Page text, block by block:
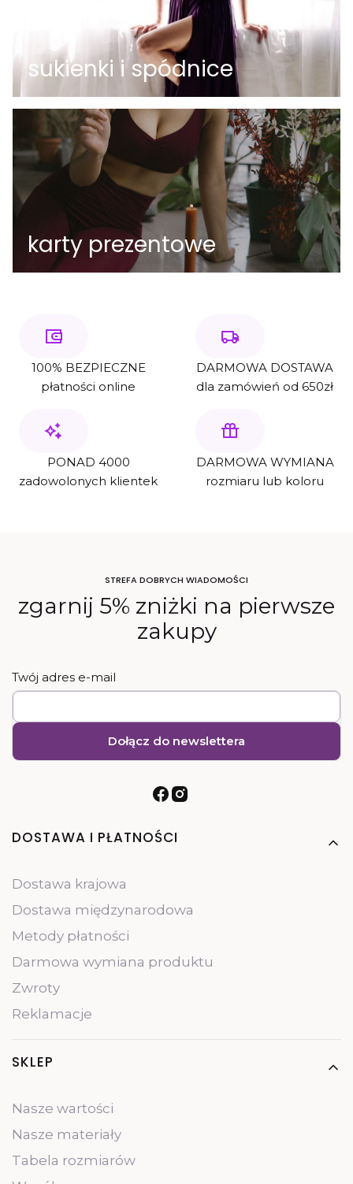
sukienki i spódnice
karty prezentowe
100% BEZPIECZNE
płatności online
DARMOWA DOSTAWA
dla zamówień od 650zł
PONAD 4000
zadowolonych klientek
DARMOWA WYMIANA
rozmiaru lub koloru
STREFA DOBRYCH WIADOMOŚCI
zgarnij 5% zniżki na pierwsze
zakupy
Twój adres e-mail
Dołącz do newslettera
Linki w stopce
DOSTAWA I PŁATNOŚCI
Dostawa krajowa
Dostawa międzynarodowa
Metody płatności
Darmowa wymiana produktu
Zwroty
Reklamacje
SKLEP
Nasze wartości
Nasze materiały
Tabela rozmiarów